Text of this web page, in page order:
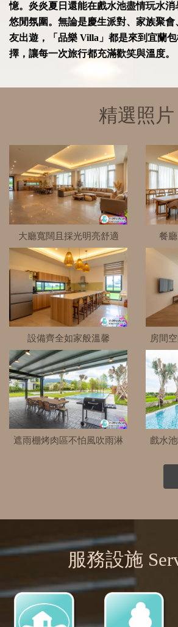
憶。炎炎夏日還能在戲水池盡情玩水
悠閒氛圍。無論是慶生派對、家族聚
友出遊，「品樂 Villa」都是來到宜蘭
擇，讓每一次旅行都充滿歡笑與溫度。
精選照片
大廳寬闊且採光明亮舒適 餐
設備齊全如家般溫馨 房間
遮雨棚烤肉區不怕風吹雨淋 戲水
服務設施